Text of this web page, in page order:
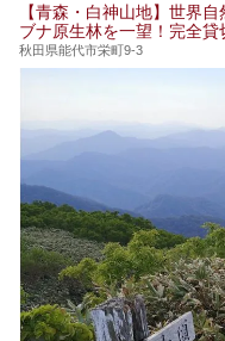
【青森・白神山地】世界
ブナ原生林を一望！完全貸
秋田県能代市栄町9-3